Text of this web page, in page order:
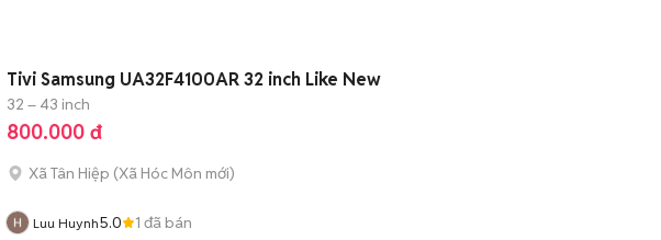
Tivi Samsung UA32F4100AR 32 inch Like New
32 – 43 inch
800.000 đ
Xã Tân Hiệp (Xã Hóc Môn mới)
Luu Huynh5.0 1 đã bán